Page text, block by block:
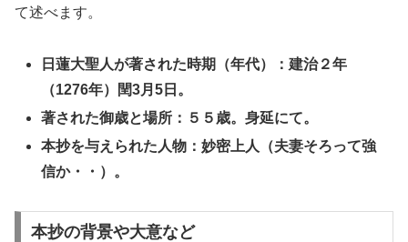
て述べます。
日蓮大聖人が著された時期（年代）：建治２年
（1276年）閏3月5日。
著された御歳と場所：５５歳。身延にて。
本抄を与えられた人物：妙密上人（夫妻そろって強
信か・・）。
本抄の背景や大意など